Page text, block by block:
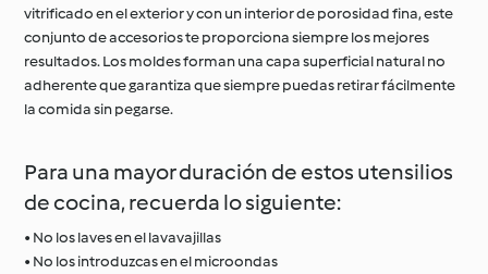
vitrificado en el exterior y con un interior de porosidad fina, este
conjunto de accesorios te proporciona siempre los mejores
resultados. Los moldes forman una capa superficial natural no
adherente que garantiza que siempre puedas retirar fácilmente
la comida sin pegarse.
Para una mayor duración de estos utensilios
de cocina, recuerda lo siguiente:
• No los laves en el lavavajillas
• No los introduzcas en el microondas